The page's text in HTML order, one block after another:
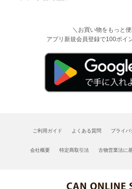
＼お買い物をもっと
アプリ新規会員登録で100ポイ
ご利用ガイド よくある質問 プライバ
会社概要 特定商取引法 古物営業法に